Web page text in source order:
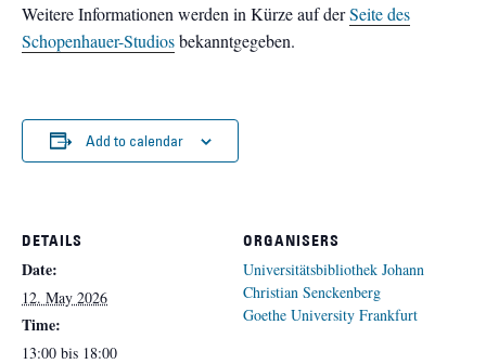
Weitere Informationen werden in Kürze auf derSeite des
Schopenhauer-Studiosbekanntgegeben.
Add to calendar
DETAILS
Date:
12. May 2026
Time:
13:00 bis 18:00
ORGANISERS
Universitätsbibliothek Johann
Christian Senckenberg
Goethe University Frankfurt